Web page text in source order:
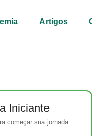
Artigos
Iniciante
começar sua jornada.